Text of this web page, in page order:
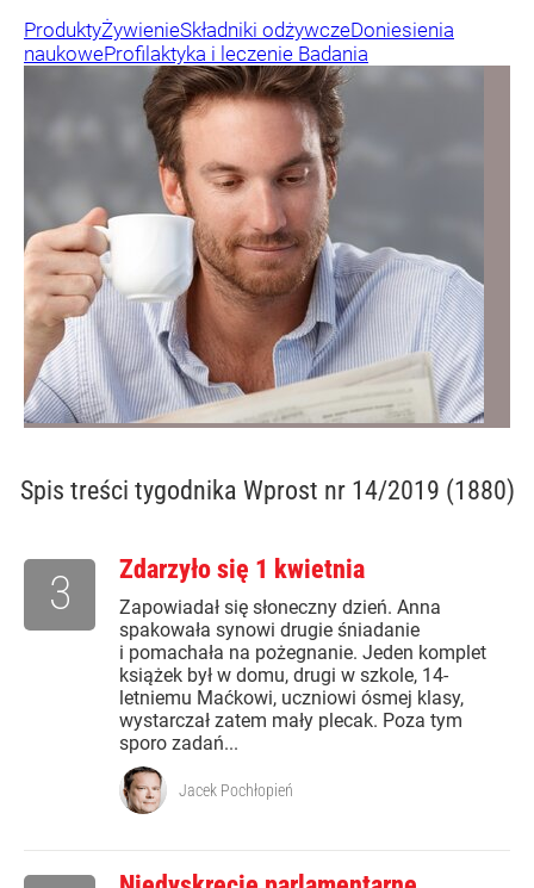
ProduktyŻywienieSkładniki odżywczeDoniesienia
naukoweProfilaktyka i leczenie Badania
Spis treści tygodnika Wprost nr 14/2019 (1880)
Zdarzyło się 1 kwietnia
Zapowiadał się słoneczny dzień. Anna
spakowała synowi drugie śniadanie
i pomachała na pożegnanie. Jeden komplet
książek był w domu, drugi w szkole, 14-
letniemu Maćkowi, uczniowi ósmej klasy,
wystarczał zatem mały plecak. Poza tym
sporo zadań...
3
Jacek Pochłopień